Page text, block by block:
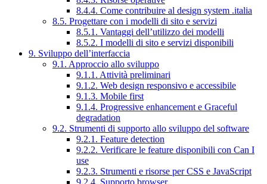
8.4.4. Come contribuire al design system .italia
8.5. Progettare con i modelli di sito e servizi
8.5.1. Vantaggi dell’utilizzo dei modelli
8.5.2. I modelli di sito e servizi disponibili
9. Sviluppo dell’interfaccia
9.1. Approccio allo sviluppo
9.1.1. Attività preliminari
9.1.2. Web design responsivo e accessibile
9.1.3. Mobile first
9.1.4. Progressive enhancement e Graceful
degradation
9.2. Strumenti di supporto allo sviluppo del software
9.2.1. Feature detection
9.2.2. Verificare le feature disponibili con Can I
use
9.2.3. Strumenti e risorse per CSS e JavaScript
9.2.4. Supporto browser